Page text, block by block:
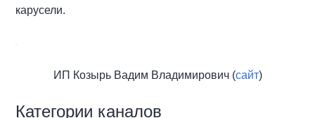
карусели.
ИП Козырь Вадим Владимирович (сайт)
Категории каналов